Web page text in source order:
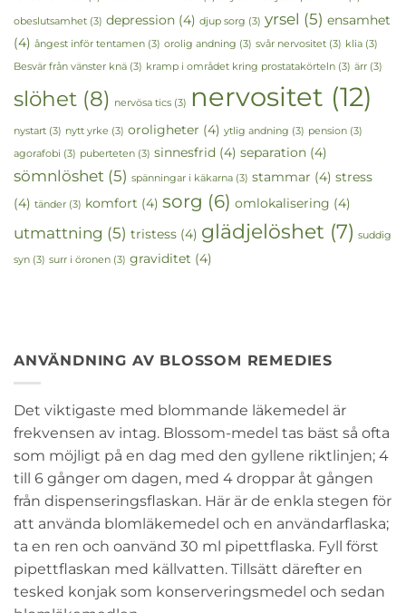
obeslutsamhet (3) depression (4) djup sorg (3) yrsel (5) ensamhet
(4) ångest inför tentamen (3) orolig andning (3) svår nervositet (3) klia (3)
Besvär från vänster knä (3) kramp i området kring prostatakörteln (3) ärr (3)
slöhet (8) nervösa tics (3) nervositet (12)
nystart (3) nytt yrke (3) oroligheter (4) ytlig andning (3) pension (3)
agorafobi (3) puberteten (3) sinnesfrid (4) separation (4)
sömnlöshet (5) spänningar i käkarna (3) stammar (4) stress
(4) tänder (3) komfort (4) sorg (6) omlokalisering (4)
utmattning (5) tristess (4) glädjelöshet (7) suddig
syn (3) surr i öronen (3) graviditet (4)
ANVÄNDNING AV BLOSSOM REMEDIES
Det viktigaste med blommande läkemedel är
frekvensen av intag. Blossom-medel tas bäst så ofta
som möjligt på en dag med den gyllene riktlinjen; 4
till 6 gånger om dagen, med 4 droppar åt gången
från dispenseringsflaskan. Här är de enkla stegen för
att använda blomläkemedel och en användarflaska;
ta en ren och oanvänd 30 ml pipettflaska. Fyll först
pipettflaskan med källvatten. Tillsätt därefter en
tesked konjak som konserveringsmedel och sedan